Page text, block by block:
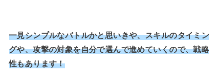
一見シンプルなバトルかと思いきや、スキルのタイミン
グや、攻撃の対象を自分で選んで進めていくので、戦略
性もあります！